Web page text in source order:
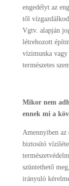
engedélyt az
től
Vgtv. alapján
létrehozott
vízimunka vagy
természetes
Mikor nem
ennek mi a
Amennyiben
biztosító
szüntethető
irányuló